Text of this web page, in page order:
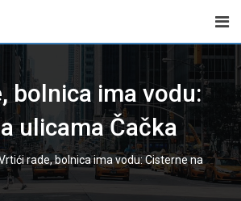
bolnica ima vodu:
ulicama Čačka
rade, bolnica ima vodu: Cisterne na